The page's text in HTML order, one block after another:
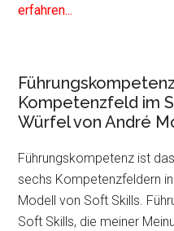
erfahren...
Personale
Kompetenz
als
im
Soft
Skills
Würfel
Kompetenzfeld im
Würfel von André
Führungskompetenz ist
sechs Kompetenzfeldern
Modell von Soft Skills.
Soft Skills, die meiner